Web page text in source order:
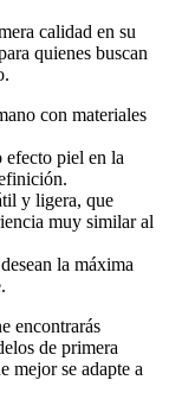
calidad en su
quienes buscan
con materiales
efecto piel en la
y ligera, que
muy similar al
la máxima
encontrarás
de primera
mejor se adapte a